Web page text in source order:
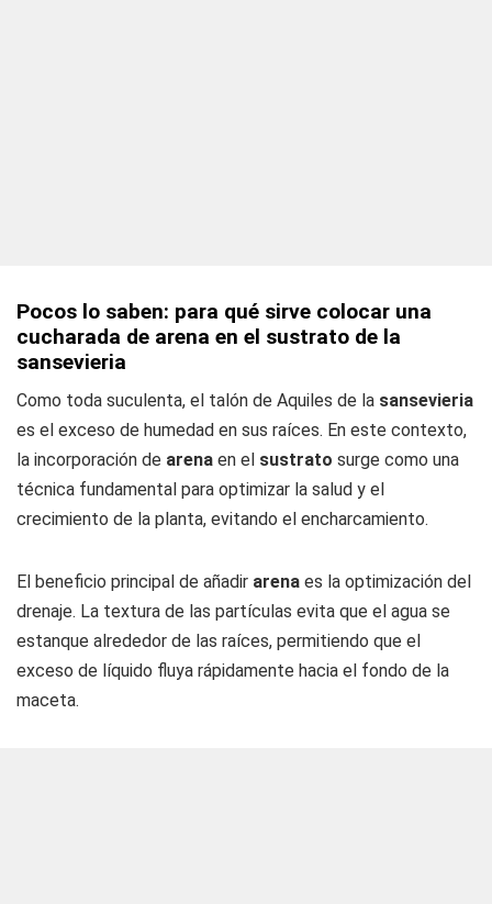
Pocos lo saben: para qué sirve colocar una
cucharada de arena en el sustrato de la
sansevieria
Como toda suculenta, el talón de Aquiles de la sansevieria
es el exceso de humedad en sus raíces. En este contexto,
la incorporación de arena en el sustrato surge como una
técnica fundamental para optimizar la salud y el
crecimiento de la planta, evitando el encharcamiento.
El beneficio principal de añadir arena es la optimización del
drenaje. La textura de las partículas evita que el agua se
estanque alrededor de las raíces, permitiendo que el
exceso de líquido fluya rápidamente hacia el fondo de la
maceta.